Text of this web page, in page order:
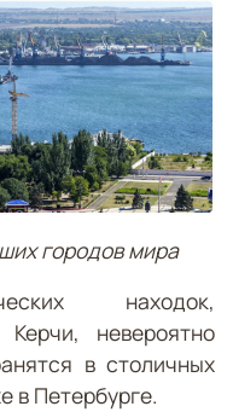
городов мира
находок,
невероятно
в столичных
в Петербурге.